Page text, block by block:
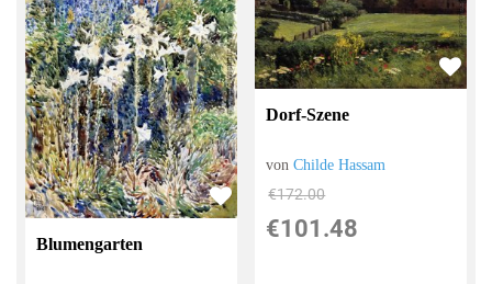
Blumengarten
Dorf-Szene
vonChilde Hassam
€172.00
€101.48